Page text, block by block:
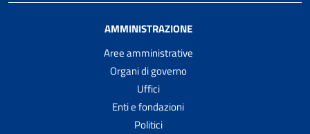
AMMINISTRAZIONE
Aree amministrative
Organi di governo
Uffici
Enti e fondazioni
Politici